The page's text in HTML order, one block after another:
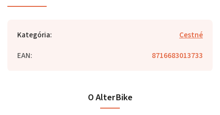
Kategória:
Cestné
EAN: 8716683013733
O AlterBike